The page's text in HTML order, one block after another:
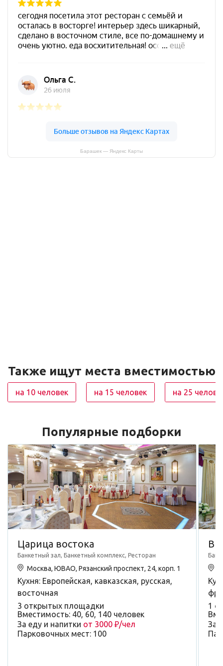
Барашек — Яндекс Карты
Также ищут места вместимостью
на 10 человек на 15 человек на 25
Популярные подборки
Царица востока
Банкетный зал, Банкетный комплекс, Ресторан
Москва, ЮВАО, Рязанский проспект, 24, корп. 1
Кухня: Европейская, кавказская, русская,
восточная
3 открытых площадки
Вместимость: 40, 60, 140 человек
За еду и напитки от 3000 ₽/чел
Парковочных мест: 100
1
За